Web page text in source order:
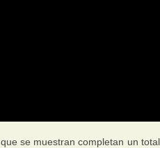
que se muestran completan un total